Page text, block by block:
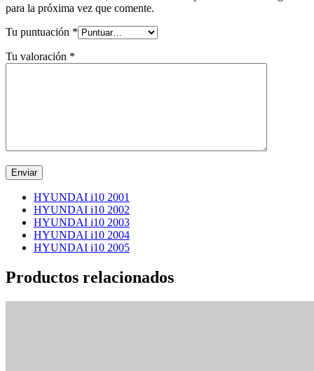
para la próxima vez que comente.
Tu puntuación *
Tu valoración *
HYUNDAI i10 2001
HYUNDAI i10 2002
HYUNDAI i10 2003
HYUNDAI i10 2004
HYUNDAI i10 2005
Productos relacionados